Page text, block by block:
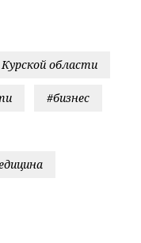
области
#бизнес